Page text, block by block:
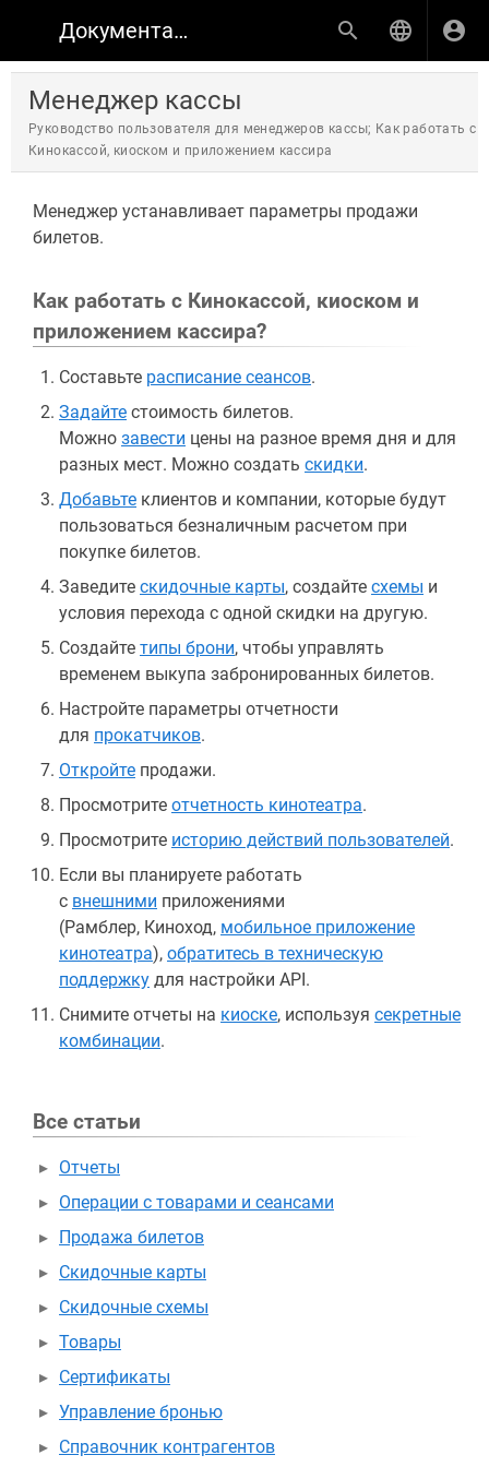
Документация по продуктам КИНОПЛАН
Менеджер кассы
Руководство пользователя для менеджеров кассы; Как работать с
Кинокассой, киоском и приложением кассира
Менеджер устанавливает параметры продажи
билетов.
Как работать с Кинокассой, киоском и
приложением кассира?
Составьте расписание сеансов.
Задайте стоимость билетов.
Можно завести цены на разное время дня и для
разных мест. Можно создать скидки.
Добавьте клиентов и компании, которые будут
пользоваться безналичным расчетом при
покупке билетов.
Заведите скидочные карты, создайте схемы и
условия перехода с одной скидки на другую.
Создайте типы брони, чтобы управлять
временем выкупа забронированных билетов.
Настройте параметры отчетности
для прокатчиков.
Откройте продажи.
Просмотрите отчетность кинотеатра.
Просмотрите историю действий пользователей.
Если вы планируете работать
с внешними приложениями
(Рамблер, Киноход, мобильное приложение
кинотеатра), обратитесь в техническую
поддержку для настройки API.
Снимите отчеты на киоске, используя секретные
комбинации.
Все статьи
Отчеты
Операции с товарами и сеансами
Продажа билетов
Скидочные карты
Скидочные схемы
Товары
Сертификаты
Управление бронью
Справочник контрагентов